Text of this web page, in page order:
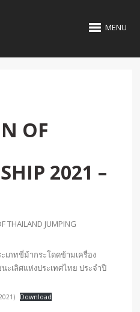
MENU
OF
2021 –
THAILAND JUMPING
เภทขี่ม้ากระโดดข้ามเครื่อง
เลิศแห่งประเทศไทย ประจำปี
Download